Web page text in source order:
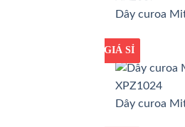
Dây curoa
GIÁ TỐT
GIÁ SỈ
Dây curoa